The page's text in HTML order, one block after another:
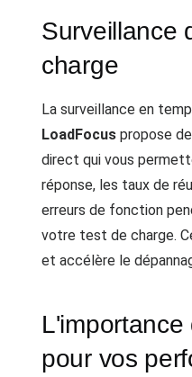
Surveillance
charge
La surveillance en
LoadFocus propose
direct qui vous
réponse, les taux de
erreurs de fonction
votre test de charge.
et accélère le
pour vos